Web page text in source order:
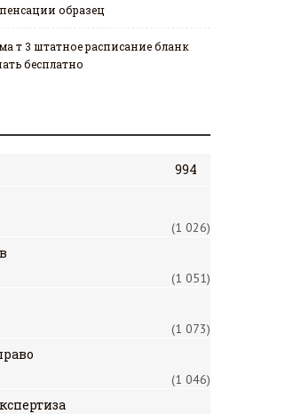
образец
т 3 штатное расписание бланк
бесплатно
994
(1 026)
(1 051)
(1 073)
(1 046)